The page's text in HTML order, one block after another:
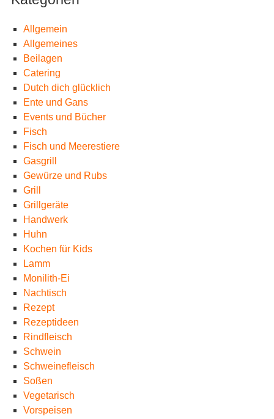
Allgemein
Allgemeines
Beilagen
Catering
Dutch dich glücklich
Ente und Gans
Events und Bücher
Fisch
Fisch und Meerestiere
Gasgrill
Gewürze und Rubs
Grill
Grillgeräte
Handwerk
Huhn
Kochen für Kids
Lamm
Monilith-Ei
Nachtisch
Rezept
Rezeptideen
Rindfleisch
Schwein
Schweinefleisch
Soßen
Vegetarisch
Vorspeisen